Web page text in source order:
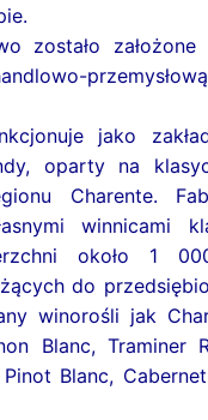
zostało
jako
oparty na
Charente.
winnicami
około 1
do
winorośli jak
Blanc, Traminer
Blanc,